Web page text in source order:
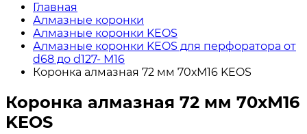
Главная
Алмазные коронки
Алмазные коронки KEOS
Алмазные коронки KEOS для перфоратора от
d68 до d127- М16
Коронка алмазная 72 мм 70хМ16 KEOS
Коронка алмазная 72 мм 70хМ16
KEOS